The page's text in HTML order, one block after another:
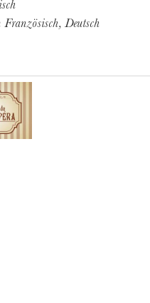
Französisch, Deutsch